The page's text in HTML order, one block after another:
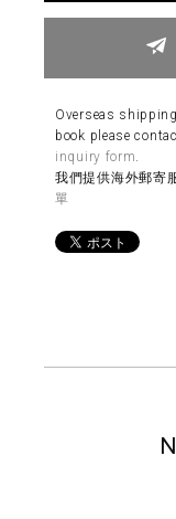
Overseas
book please
inquiry form.
我們提供海外郵寄
單